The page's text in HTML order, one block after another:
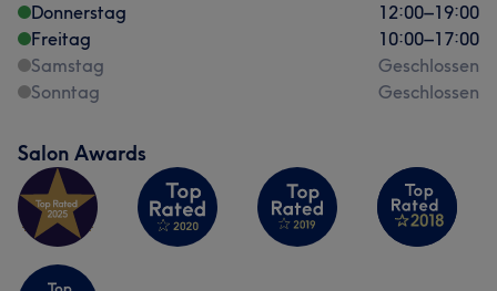
Donnerstag
12:00–19:00
Freitag
10:00–17:00
Samstag
Geschlossen
Sonntag
Geschlossen
Salon Awards